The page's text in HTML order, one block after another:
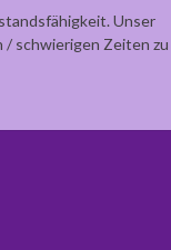
Unser
/ schwierigen Zeiten zu